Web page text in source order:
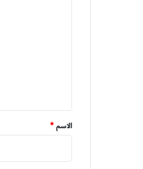
*
الاسم*